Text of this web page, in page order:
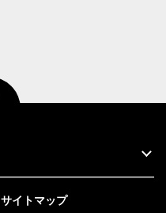
サイトマップ